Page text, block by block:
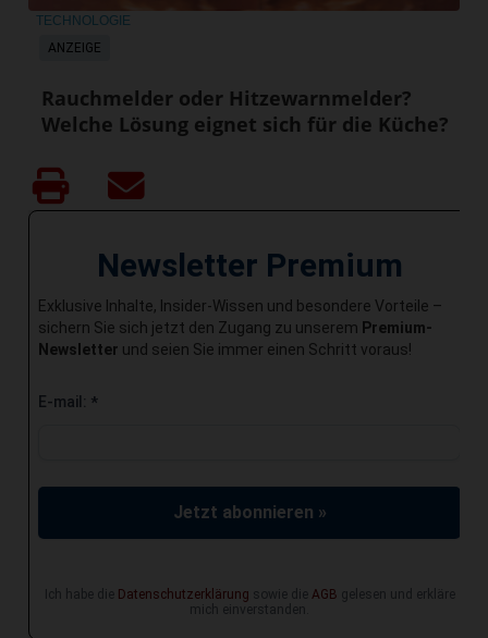
ANZEIGE
TECHNOLOGIE
Rauchmelder oder Hitzewarnmelder?
Welche Lösung eignet sich für die Küche?
Newsletter Premium
Exklusive Inhalte, Insider-Wissen und besondere Vorteile –
sichern Sie sich jetzt den Zugang zu unserem Premium-
Newsletter und seien Sie immer einen Schritt voraus!
E-mail: *
Jetzt abonnieren »
Ich habe die Datenschutzerklärung sowie die AGB gelesen und erkläre
mich einverstanden.